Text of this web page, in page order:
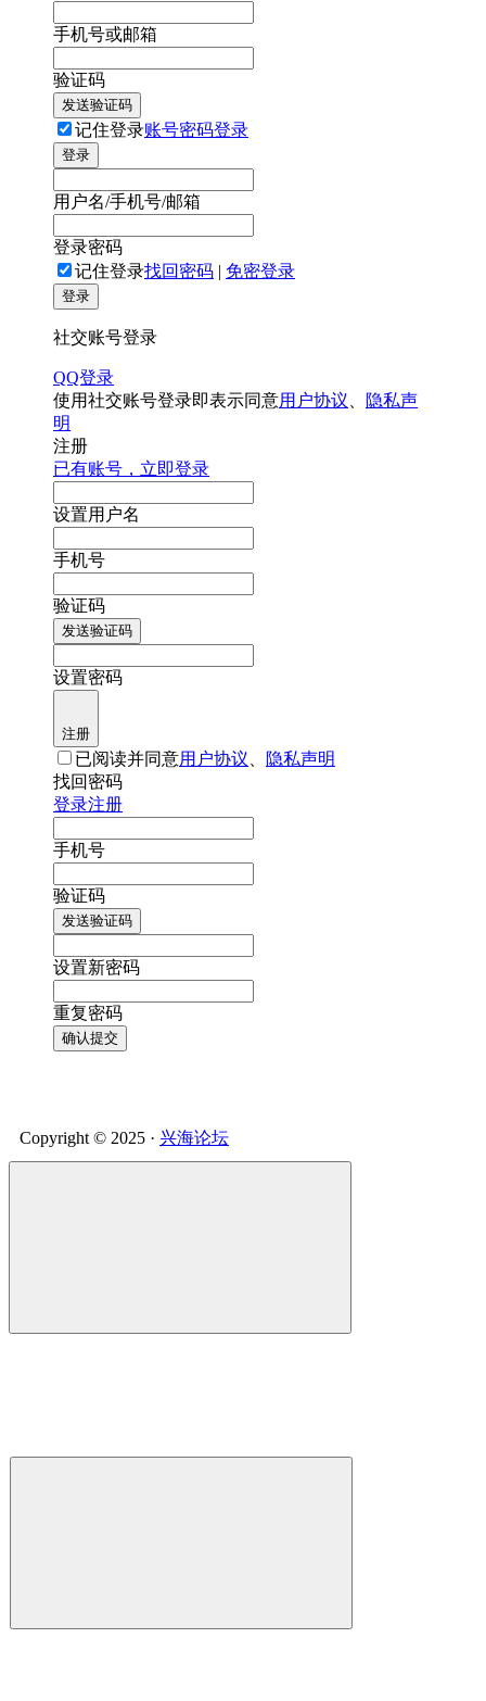
手机号或邮箱
验证码
发送验证码
记住登录账号密码登录
登录
用户名/手机号/邮箱
登录密码
记住登录找回密码 | 免密登录
登录
社交账号登录
QQ登录
使用社交账号登录即表示同意用户协议
隐私声
明
注册
已有账号，立即登录
设置用户名
手机号
验证码
发送验证码
设置密码
注册
已阅读并同意用户协议
隐私声明
找回密码
登录注册
手机号
验证码
发送验证码
设置新密码
重复密码
确认提交
Copyright © 2025 · 兴海论坛